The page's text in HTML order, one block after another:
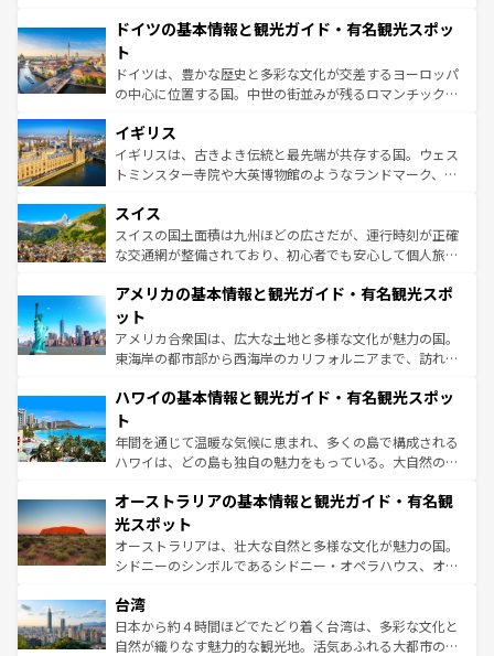
せる。地方によって風土や気候が異なるスペインはその個
ンテンツ一覧 を参照してほしい。
で、幅広い魅力が詰まっている。華麗な宮殿、歴史的な大
聖堂、美しいビーチ、そして豊かな自然が、訪れる者を心
から魅了する。また、フランスは美食の国としても知ら
れ、フランス料理はユネスコ無形文化遺産にも登録されて
香り高いラベンダー畑など、多彩な楽しみ方が可能だ。さ
らに、パリ以外の地域にも魅力が溢れており、どの街角に
も豊かな歴史と文化が息づいている。パリ以外の個性あふ
を参照してほしい。
ドイツの基本情報と観光ガイド・有名観光スポッ
ト
ドイツは、豊かな歴史と多彩な文化が交差するヨーロッパ
の中心に位置する国。中世の街並みが残るロマンチック街
顔を持つこの国は、どこを歩いても飽きることがない。ベ
ルリンの文化的活気、バイエルン州のアルプスの絶景、そ
してライン川沿いのワイン畑といった風景は必見。ビール
は、お酒好きな人にはぜひ体験してほしい。 なお、新着の
ドイツ情報はコンテンツ一覧を参照してほしい。
イギリス
イギリスは、古きよき伝統と最先端が共存する国。ウェス
トミンスター寺院や大英博物館のようなランドマーク、歴
リアごとに異なる魅力がある。また、優雅なアフタヌーン
ティー、ビール好きにはたまらない英国パブ、サッカー観
戦など、本場だからこそできる体験も豊富。イギリスを旅
ンツ一覧を参照してほしい。
スイス
スイスの国土面積は九州ほどの広さだが、運行時刻が正確
な交通網が整備されており、初心者でも安心して個人旅行
の建物がそのまま残る町や、スイスならではのユニークな
博物館もあり、アルプス観光だけでなく町歩きも満喫する
ことができる。国民の所得が高いため物価も高いが、旅行
者向けの交通パス提供のサービスもあり、うまく活用すれ
着のスイス情報はコンテンツ一覧を参照してほしい。
アメリカの基本情報と観光ガイド・有名観光スポ
ット
アメリカ合衆国は、広大な土地と多様な文化が魅力の国。
東海岸の都市部から西海岸のカリフォルニアまで、訪れる
のような巨大都市は、観光、ショッピング、エンターテイ
ンメントが詰まった刺激的なスポットだ。一方、アメリカ
西部には大自然が広がり、グランドキャニオンやイエロー
ストーン国立公園といった絶景が堪能できる。さらに、南
文化が魅力。旅行者はアメリカの各地域で異なる魅力を楽
しみながら、その多様性と豊かな歴史を感じることができ
るだろう。車でのロードトリップや列車の旅も、アメリカ
ならではの贅沢な旅のスタイルだ。 なお、新着のアメリカ
情報は コンテンツ一覧 を参照してほしい。
ハワイの基本情報と観光ガイド・有名観光スポッ
ト
年間を通じて温暖な気候に恵まれ、多くの島で構成される
ハワイは、どの島も独自の魅力をもっている。大自然の神
ワイ島は見逃せない。また、定番の観光地といえばオアフ
島だが、静かな自然を求めるならマウイ島やカウアイ島が
おすすめ。エメラルドグリーンに輝く海をはじめ、豊かな
文化や歴史が息づいている。「アロハスピリット」と呼ば
人々、おいしいローカルフードやハワイアンミュージッ
ク、伝統的なフラダンスなど、すべてがハワイの魅力を彩
っている。訪れるたびに新しい発見と感動が待っているハ
オーストラリアの基本情報と観光ガイド・有名観
光スポット
オーストラリアは、壮大な自然と多様な文化が魅力の国。
シドニーのシンボルであるシドニー・オペラハウス、オー
リアリーフや大陸中央部にそびえるウルル（エアーズロッ
ク）、タスマニアの美しい原生林やケアンズの熱帯雨林な
ど、見どころがたくさん。また、カフェやワイン、オージ
台湾
日本から約４時間ほどでたどり着く台湾は、多彩な文化と
自然が織りなす魅力的な観光地。活気あふれる大都市の台